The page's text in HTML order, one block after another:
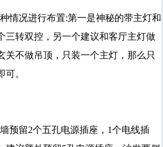
情况进行布置:第一是神秘的带主灯和
三转双控，另一个建议和客厅主灯做
关不做吊顶，只装一个主灯，那么只
。
预留2个五孔电源插座，1个电线插